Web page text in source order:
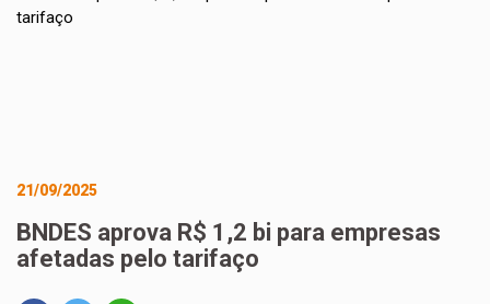
21/09/2025
BNDES aprova R$ 1,2 bi para empresas
afetadas pelo tarifaço